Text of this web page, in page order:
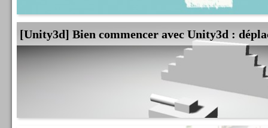
[Unity3d] Bien commencer avec Unity3d :